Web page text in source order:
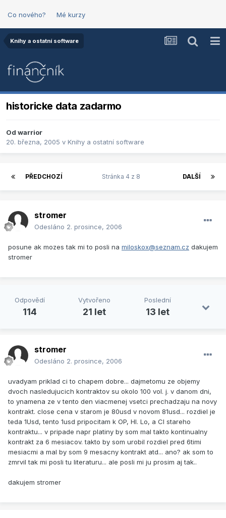
Co nového? Mé kurzy
Knihy a ostatní software
historicke data zadarmo
Od warrior
20. března, 2005 v Knihy a ostatní software
PŘEDCHOZÍ DALŠÍ
Stránka 4 z 8
stromer
Odesláno 2. prosince, 2006
posune ak mozes tak mi to posli na miloskox@seznam.cz dakujem
stromer
Odpovědí
114
Vytvořeno
21 let
Poslední
13 let
stromer
Odesláno 2. prosince, 2006
uvadyam priklad ci to chapem dobre... dajmetomu ze objemy
dvoch nasledujucich kontraktov su okolo 100 vol. j. v danom dni,
to ynamena ze v tento den viacmenej vsetci prechadzaju na novy
kontrakt. close cena v starom je 80usd v novom 81usd... rozdiel je
teda 1Usd, tento 1usd pripocitam k OP, HI. Lo, a Cl stareho
kontraktu... v pripade napr platiny by som mal takto kontinualny
kontrakt za 6 mesiacov. takto by som urobil rozdiel pred 6timi
mesiacmi a mal by som 9 mesacny kontrakt atd... ano? ak som to
zmrvil tak mi posli tu literaturu... ale posli mi ju prosim aj tak..
dakujem stromer